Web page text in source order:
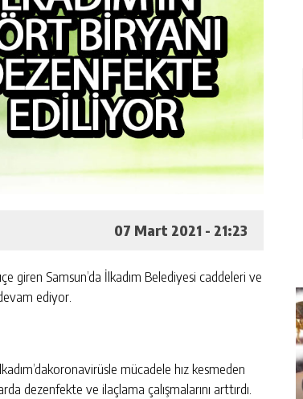
07 Mart 2021 - 21:23
giren Samsun’da İlkadım Belediyesi caddeleri ve
ediyor.
mücadele hız kesmeden
dezenfekte ve ilaçlama çalışmalarını arttırdı.